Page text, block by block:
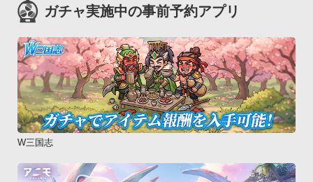
ガチャ実施中の事前予約アプリ
W三国志